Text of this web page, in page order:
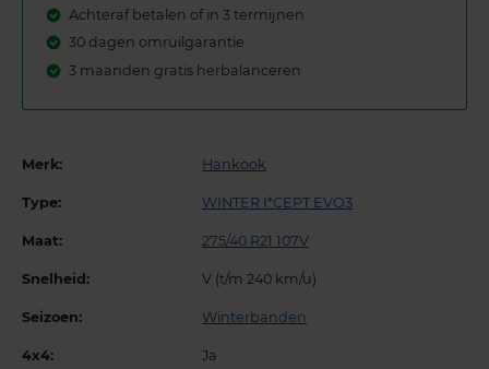
Achteraf betalen of in 3 termijnen
30 dagen omruilgarantie
3 maanden gratis herbalanceren
Merk: Hankook
Type: WINTER I*CEPT EVO3
Maat: 275/40 R21 107V
Snelheid: V (t/m 240 km/u)
Seizoen: Winterbanden
4x4: Ja